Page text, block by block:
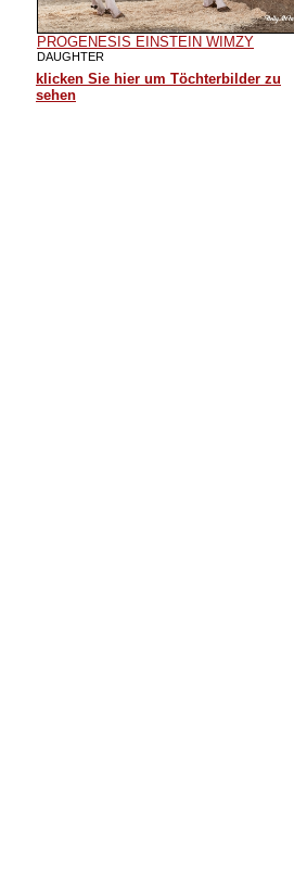
PROGENESIS EINSTEIN WIMZY
DAUGHTER
klicken Sie hier um Töchterbilder zu
sehen